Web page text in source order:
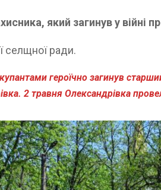
який загинув у війні
селщної ради.
героїчно загинув
2 травня Олександрівка